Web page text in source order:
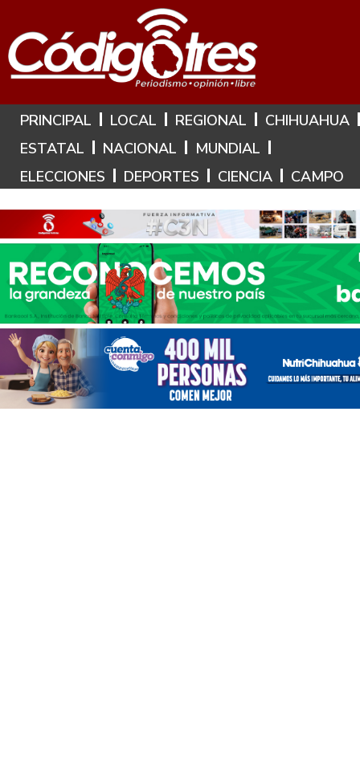
Hoy es: 9 de Agosto de 2026
PRINCIPAL LOCAL REGIONAL
CHIHUAHUA
ESTATAL
NACIONAL
MUNDIAL
ELECCIONES
DEPORTES CIENCIA CAMPO